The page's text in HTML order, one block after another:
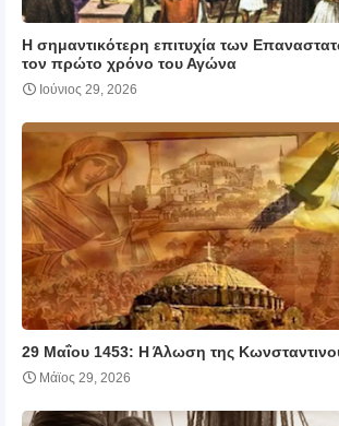
Η σημαντικότερη επιτυχία των
τον πρώτο χρόνο του Αγώνα
Ιούνιος 29, 2026
29 Μαΐου 1453: Η Άλωση της
Μάϊος 29, 2026